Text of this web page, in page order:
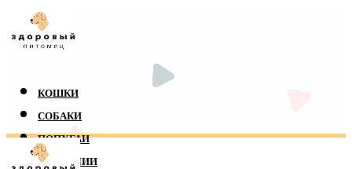
КОШКИ
СОБАКИ
ПОПУГАИ
РЕПТИЛИИ